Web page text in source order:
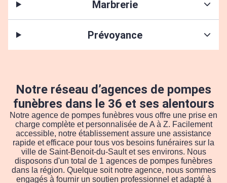
Marbrerie
Prévoyance
Notre réseau d’agences de pompes
funèbres dans le 36 et ses alentours
Notre agence de pompes funèbres vous offre une prise en
charge complète et personnalisée de A à Z. Facilement
accessible, notre établissement assure une assistance
rapide et efficace pour tous vos besoins funéraires sur la
ville de Saint-Benoit-du-Sault et ses environs. Nous
disposons d'un total de 1 agences de pompes funèbres
dans la région. Quelque soit notre agence, nous sommes
engagés à fournir un soutien professionnel et adapté à